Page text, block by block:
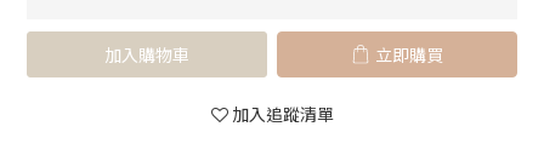
加入購物車 立即購買
加入追蹤清單